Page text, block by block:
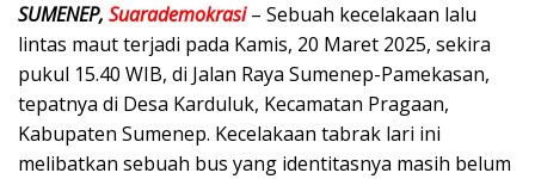
SUMENEP, Suarademokrasi– Sebuah kecelakaan lalu
lintas maut terjadi pada Kamis, 20 Maret 2025, sekira
pukul 15.40 WIB, di Jalan Raya Sumenep-Pamekasan,
tepatnya di Desa Karduluk, Kecamatan Pragaan,
Kabupaten Sumenep. Kecelakaan tabrak lari ini
melibatkan sebuah bus yang identitasnya masih belum